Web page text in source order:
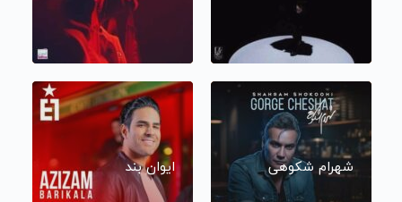
شهرام شکوهی ایوان بند